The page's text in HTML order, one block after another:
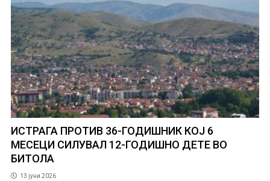
ИСТРАГА ПРОТИВ 36-ГОДИШНИК КОЈ 6
МЕСЕЦИ СИЛУВАЛ 12-ГОДИШНО ДЕТЕ ВО
БИТОЛА
13 јуни 2026